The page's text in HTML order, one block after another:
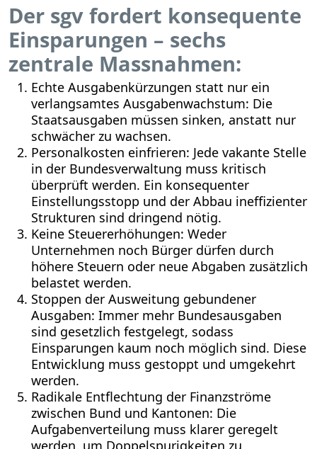
Der sgv fordert konsequente
Einsparungen – sechs
zentrale Massnahmen:
Echte Ausgabenkürzungen statt nur ein
verlangsamtes Ausgabenwachstum: Die
Staatsausgaben müssen sinken, anstatt nur
schwächer zu wachsen.
Personalkosten einfrieren: Jede vakante Stelle
in der Bundesverwaltung muss kritisch
überprüft werden. Ein konsequenter
Einstellungsstopp und der Abbau ineffizienter
Strukturen sind dringend nötig.
Keine Steuererhöhungen: Weder
Unternehmen noch Bürger dürfen durch
höhere Steuern oder neue Abgaben zusätzlich
belastet werden.
Stoppen der Ausweitung gebundener
Ausgaben: Immer mehr Bundesausgaben
sind gesetzlich festgelegt, sodass
Einsparungen kaum noch möglich sind. Diese
Entwicklung muss gestoppt und umgekehrt
werden.
Radikale Entflechtung der Finanzströme
zwischen Bund und Kantonen: Die
Aufgabenverteilung muss klarer geregelt
werden, um Doppelspurigkeiten zu